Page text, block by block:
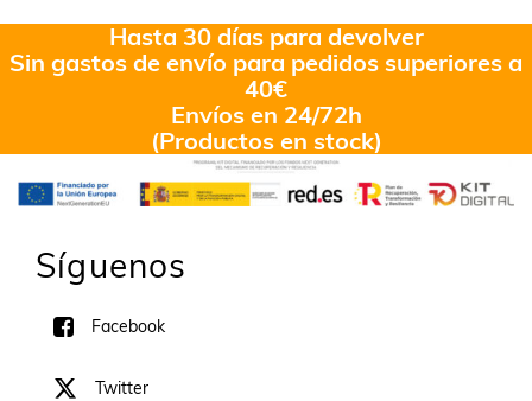
Hasta 30 días para devolver
Sin gastos de envío para pedidos superiores a
40€
Envíos en 24/72h
(Productos en stock)
Síguenos
Facebook
Twitter